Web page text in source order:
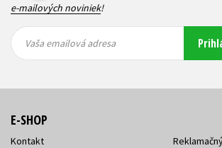
e-mailových noviniek!
emailová
emailová
Vaša emailová adresa
E-SHOP
Kontakt